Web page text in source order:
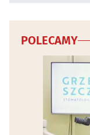
POLECAMY